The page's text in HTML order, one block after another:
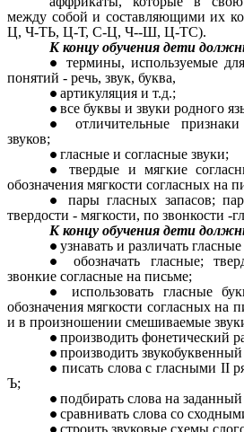
между собой и составляющими их
Ц, Ч-ТЬ, Ц-Т, С-Ц, Ч--Ш, Ц-ТС).
К концу обучения дети
термины, используемые
понятий - речь, звук, буква,
артикуляция и т.д.;
все буквы и звуки родного
отличительные
звуков;
гласные и согласные звуки;
твердые и мягкие
обозначения мягкости согласных на
пары гласных запасов;
твердости - мягкости, по звонкости -
К концу обучения дети
узнавать и различать
обозначать гласные;
звонкие согласные на письме;
использовать гласные
обозначения мягкости согласных на
и в произношении смешиваемые
производить фонетический
производить
писать слова с гласными II
Ъ;
подбирать слова на заданный
сравнивать слова со
строить звуковые схемы